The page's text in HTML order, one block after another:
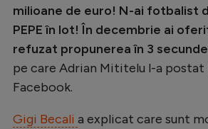
Formula 1
Gimnastică
Auto
Ciclism
milioane de euro! N-ai fotbalist
PEPE în lot! În decembrie ai
refuzat propunerea în 3
pe care Adrian Mititelu l-a postat
Facebook.
Gigi Becali a explicat care sunt